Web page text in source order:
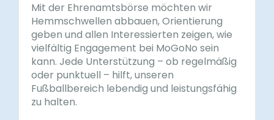
Mit der Ehrenamtsbörse möchten wir
Hemmschwellen abbauen, Orientierung
geben und allen Interessierten zeigen, wie
vielfältig Engagement bei MoGoNo sein
kann. Jede Unterstützung – ob regelmäßig
oder punktuell – hilft, unseren
Fußballbereich lebendig und leistungsfähig
zu halten.